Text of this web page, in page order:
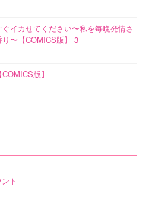
イカせてください〜私を毎晩発情さ
〜【COMICS版】 3
版】
ト